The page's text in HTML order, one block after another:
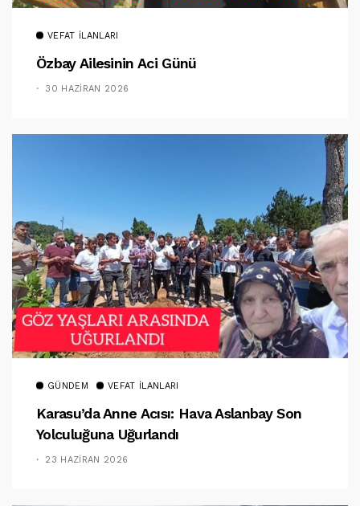
VEFAT İLANLARI
Özbay Ailesinin Aci Günü
30 HAZIRAN 2026
GÜNDEM VEFAT İLANLARI
Karasu’da Anne Acısı: Hava Aslanbay Son
Yolculuğuna Uğurlandı
23 HAZIRAN 2026